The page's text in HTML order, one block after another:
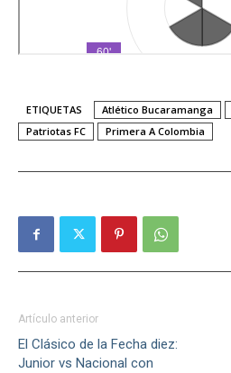
ETIQUETAS Atlético Bucaramanga
Patriotas FC
Primera A Colombia
Artículo anterior
El Clásico de la Fecha diez:
Junior vs Nacional con